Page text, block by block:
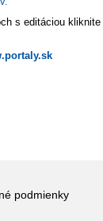
s editáciou kliknite
podmienky